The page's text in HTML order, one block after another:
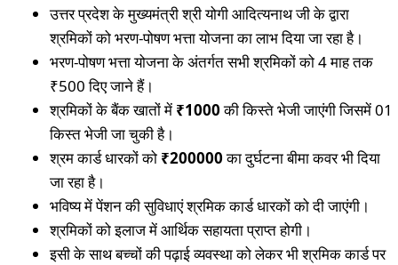
उत्तर प्रदेश के मुख्यमंत्री श्री योगी आदित्यनाथ जी के द्वारा
श्रमिकों को भरण-पोषण भत्ता योजना का लाभ दिया जा रहा है।
भरण-पोषण भत्ता योजना के अंतर्गत सभी श्रमिकों को 4 माह तक
₹500 दिए जाने हैं।
श्रमिकों के बैंक खातों में ₹1000की किस्ते भेजी जाएंगी जिसमें 01
किस्त भेजी जा चुकी है।
श्रम कार्ड धारकों को ₹200000का दुर्घटना बीमा कवर भी दिया
जा रहा है।
भविष्य में पेंशन की सुविधाएं श्रमिक कार्ड धारकों को दी जाएंगी।
श्रमिकों को इलाज में आर्थिक सहायता प्राप्त होगी।
इसी के साथ बच्चों की पढ़ाई व्यवस्था को लेकर भी श्रमिक कार्ड पर